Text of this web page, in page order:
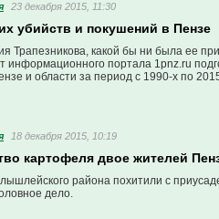
23 декабря 2015, 11:30
убийств и покушений в Пензе
Трапезникова, какой бы ни была ее
информационного портала 1pnz.ru
и области за период с 1990-х по
18 декабря 2015, 10:19
картофеля двое жителей
района похитили с
дело.